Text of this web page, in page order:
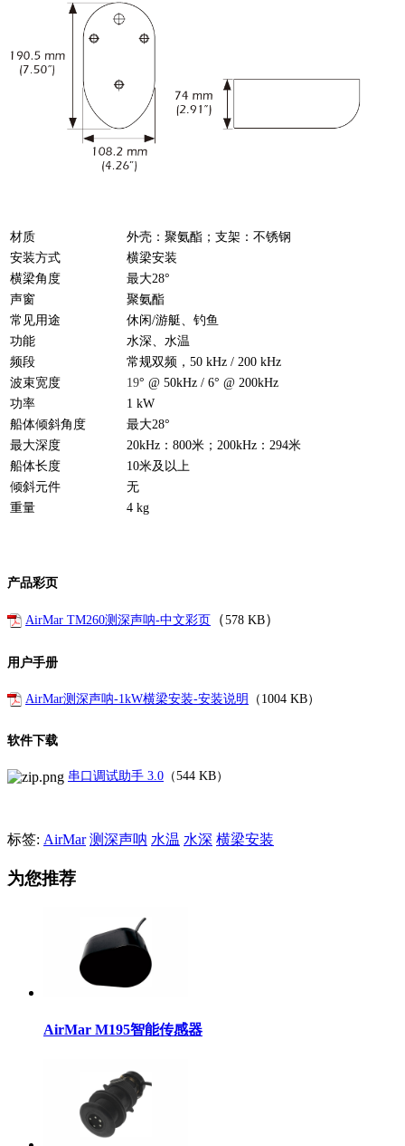
材质
外壳：聚氨酯；支架：不锈钢
安装方式
横梁安装
横梁角度
最大28°
声窗
聚氨酯
常见用途
休闲/游艇、钓鱼
功能
水深、水温
频段
常规双频，50 kHz / 200 kHz
波束宽度
19° @ 50kHz / 6° @ 200kHz
功率
1 kW
船体倾斜角度
最大28°
最大深度
20kHz：800米；200kHz：294米
船体长度
10米及以上
倾斜元件
无
重量
4 kg
产品彩页
AirMar TM260测深声呐-中文彩页 （578 KB）
用户手册
AirMar测深声呐-1kW横梁安装-安装说明 （ 1004 KB）
软件下载
串口调试助手 3.0 （544 KB）
标签: AirMar 测深声呐 水温 水深 横梁安装
为您推荐
AirMar M195智能传感器